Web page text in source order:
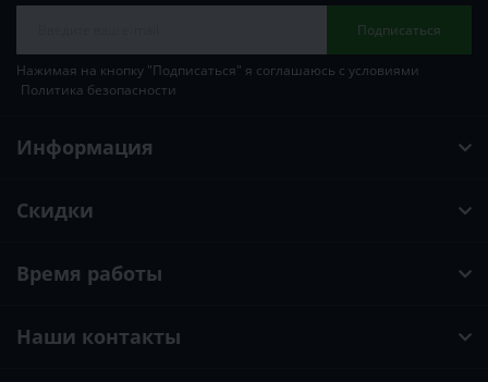
Подписаться
Нажимая на кнопку "Подписаться" я соглашаюсь с условиями
Политика безопасности
Информация
Скидки
Время работы
Наши контакты